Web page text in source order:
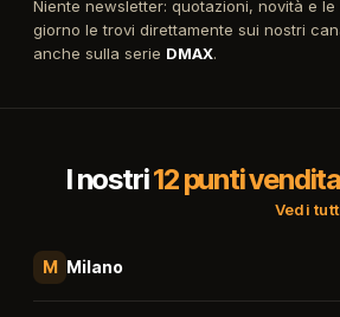
Niente newsletter: quotazioni, novità e
giorno le trovi direttamente sui nostri
anche sulla serie DMAX.
I nostri12 punti vendita
Vedi
M Milano